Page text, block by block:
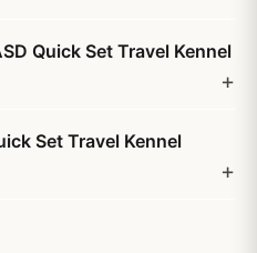
Quick Set Travel Kennel
Set Travel Kennel